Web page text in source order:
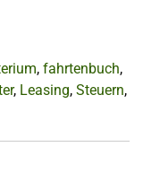
, fahrtenbuch,
, Leasing, Steuern,